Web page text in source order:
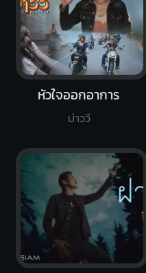
หัวใจออกอาการ
บ่าววี